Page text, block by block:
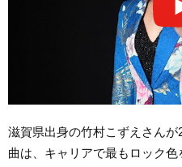
滋賀県出身の竹村こずえさん
曲は、キャリアで最もロック色